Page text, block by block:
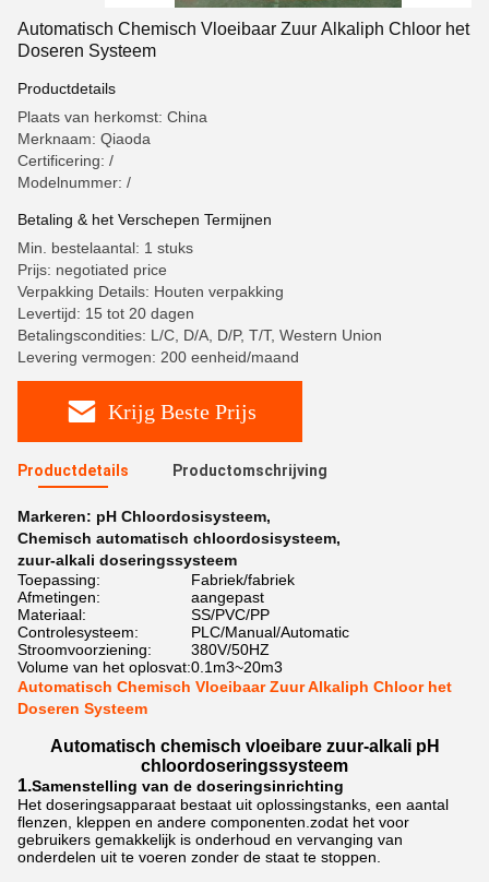
Automatisch Chemisch Vloeibaar Zuur Alkaliph Chloor het
Doseren Systeem
Productdetails
Plaats van herkomst: China
Merknaam: Qiaoda
Certificering: /
Modelnummer: /
Betaling & het Verschepen Termijnen
Min. bestelaantal: 1 stuks
Prijs: negotiated price
Verpakking Details: Houten verpakking
Levertijd: 15 tot 20 dagen
Betalingscondities: L/C, D/A, D/P, T/T, Western Union
Levering vermogen: 200 eenheid/maand
Krijg Beste Prijs
Productdetails Productomschrijving
Markeren: pH Chloordosisysteem,
Chemisch automatisch chloordosisysteem,
zuur-alkali doseringssysteem
Toepassing:
Fabriek/fabriek
Afmetingen:
aangepast
Materiaal:
SS/PVC/PP
Controlesysteem:
PLC/Manual/Automatic
Stroomvoorziening:
380V/50HZ
Volume van het oplosvat:0.1m3~20m3
Automatisch Chemisch Vloeibaar Zuur Alkaliph Chloor het
Doseren Systeem
Automatisch chemisch vloeibare zuur-alkali pH
chloordoseringssysteem
1.Samenstelling van de doseringsinrichting
Het doseringsapparaat bestaat uit oplossingstanks, een aantal
flenzen, kleppen en andere componenten.zodat het voor
gebruikers gemakkelijk is onderhoud en vervanging van
onderdelen uit te voeren zonder de staat te stoppen.